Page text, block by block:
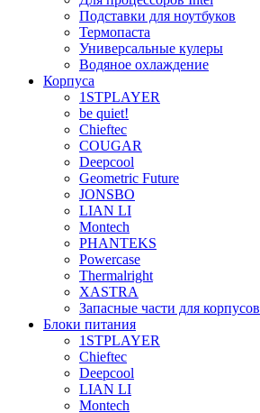
Подставки для ноутбуков
Термопаста
Универсальные кулеры
Водяное охлаждение
Корпуса
1STPLAYER
be quiet!
Chieftec
COUGAR
Deepcool
Geometric Future
JONSBO
LIAN LI
Montech
PHANTEKS
Powercase
Thermalright
XASTRA
Запасные части для корпусов
Блоки питания
1STPLAYER
Chieftec
Deepcool
LIAN LI
Montech